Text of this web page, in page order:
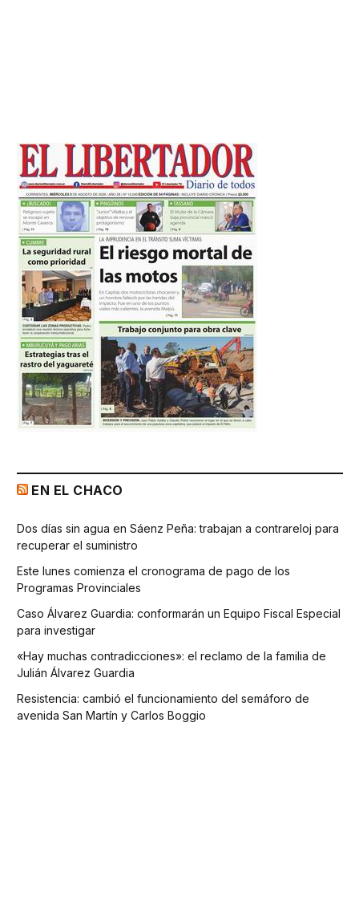
EN EL CHACO
Dos días sin agua en Sáenz Peña: trabajan a contrareloj para
recuperar el suministro
Este lunes comienza el cronograma de pago de los
Programas Provinciales
Caso Álvarez Guardia: conformarán un Equipo Fiscal Especial
para investigar
«Hay muchas contradicciones»: el reclamo de la familia de
Julián Álvarez Guardia
Resistencia: cambió el funcionamiento del semáforo de
avenida San Martín y Carlos Boggio